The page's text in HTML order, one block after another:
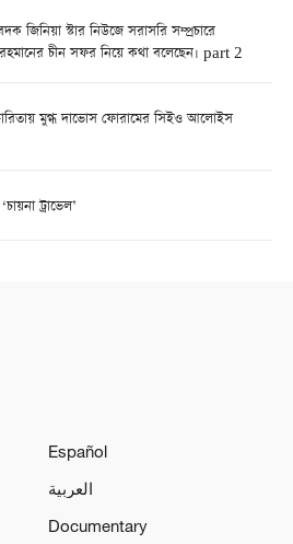
জিনিয়া স্টার নিউজে সরাসরি সম্প্রচারে
রহমানের চীন সফর নিয়ে কথা বলেছেন। part 2
মুগ্ধ দাভোস ফোরামের সিইও আলোইস
ট্রাভেল’
Español
العربية
Documentary